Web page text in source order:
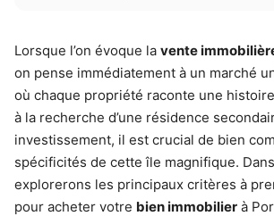
Lorsque l’on évoque la vente
on pense immédiatement à un marché
où chaque propriété raconte une
à la recherche d’une résidence
investissement, il est crucial de bien
spécificités de cette île magnifique.
explorerons les principaux critères à
pour acheter votre bien immobilier à